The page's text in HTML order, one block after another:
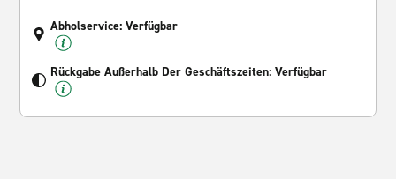
Abholservice: Verfügbar
Rückgabe Außerhalb Der Geschäftszeiten: Verfügbar